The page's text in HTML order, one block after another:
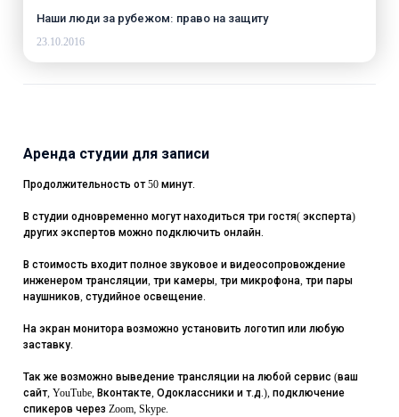
Наши люди за рубежом: право на защиту
23.10.2016
Аренда студии для записи
Продолжительность от 50 минут.
В студии одновременно могут находиться три гостя( эксперта)
других экспертов можно подключить онлайн.
В стоимость входит полное звуковое и видеосопровождение
инженером трансляции, три камеры, три микрофона, три пары
наушников, студийное освещение.
На экран монитора возможно установить логотип или любую
заставку.
Так же возможно выведение трансляции на любой сервис (ваш
сайт, YouTube, Вконтакте, Одоклассники и т.д.), подключение
спикеров через Zoom, Skype.